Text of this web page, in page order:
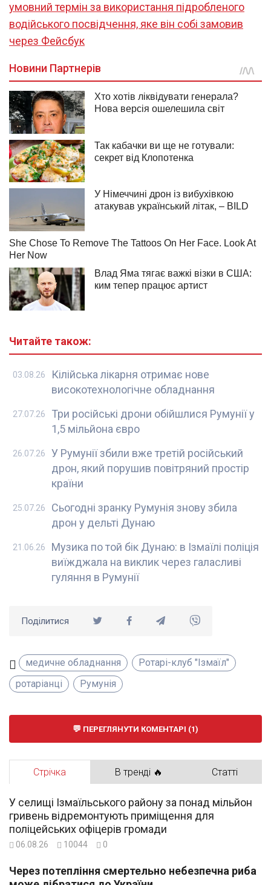
умовний термін за використання підробленого
водійського посвідчення, яке він собі замовив
через Фейсбук
Читайте також:
Кілійська лікарня отримає нове
високотехнологічне обладнання
03.08.26
Три російські дрони обійшлися Румунії у
1,5 мільйона євро
27.07.26
У Румунії збили вже третій російський
дрон, який порушив повітряний простір
країни
26.07.26
Сьогодні зранку Румунія знову збила
дрон у дельті Дунаю
25.07.26
Музика по той бік Дунаю: в Ізмаїлі поліція
виїжджала на виклик через галасливі
гуляння в Румунії
21.06.26
Поділитися
медичне обладнання
Ротарі-клуб "Ізмаїл"
ротаріанці
Румунія
ПЕРЕГЛЯНУТИ КОМЕНТАРІ (1)
Стрічка В тренді 🔥 Статті
У селищі Ізмаїльського району за понад мільйон
гривень відремонтують приміщення для
поліцейських офіцерів громади
06.08.26 10044 0
Через потепління смертельно небезпечна риба